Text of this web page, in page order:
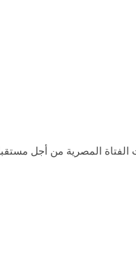
الفتاة المصرية من أجل